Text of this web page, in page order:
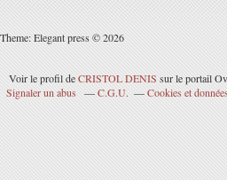
Theme: Elegant press © 2026
Voir le profil deCRISTOL DENIS sur le portail
Signaler un abus
C.G.U. Cookies et